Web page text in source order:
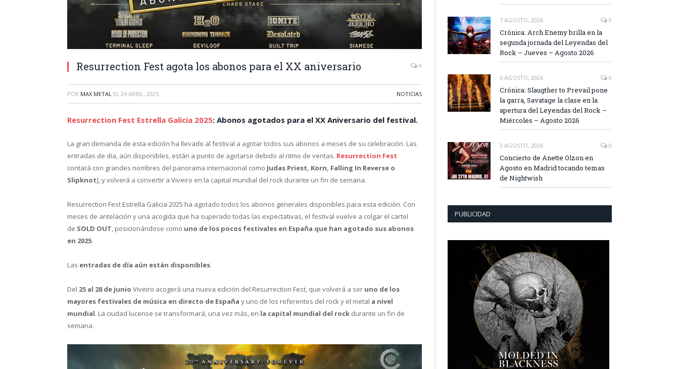
Resurrection Fest agota los abonos para el XX aniversario 0
POR MAX METAL EL 24 ABRIL, 2025 NOTICIAS
Resurrection Fest Estrella Galicia 2025: Abonos agotados para el XX Aniversario del festival.
La gran demanda de esta edición ha llevado al festival a agotar todos sus abonos a meses de su celebración. Las
entradas de día, aún disponibles, están a punto de agotarse debido al ritmo de ventas. Resurrection Fest
contará con grandes nombres del panorama internacional como Judas Priest, Korn, Falling In Reverse o
Slipknot], y volverá a convertir a Viveiro en la capital mundial del rock durante un fin de semana.
Resurrection Fest Estrella Galicia 2025 ha agotado todos los abonos generales disponibles para esta edición. Con
meses de antelación y una acogida que ha superado todas las expectativas, el festival vuelve a colgar el cartel
de SOLD OUT, posicionándose como uno de los pocos festivales en España que han agotado sus abonos
en 2025.
Las entradas de día aún están disponibles.
Del 25 al 28 de junio Viveiro acogerá una nueva edición del Resurrection Fest, que volverá a ser uno de los
mayores festivales de música en directo de España y uno de los referentes del rock y el metal a nivel
mundial. La ciudad lucense se transformará, una vez más, en la capital mundial del rock durante un fin de
semana.
7 AGOSTO, 2026 0
Crónica: Arch Enemy brilla en la
segunda jornada del Leyendas del
Rock – Jueves – Agosto 2026
6 AGOSTO, 2026 0
Crónica: Slaugther to Prevail pone
la garra, Savatage la clase en la
apertura del Leyendas del Rock –
Miércoles – Agosto 2026
3 AGOSTO, 2026 0
Concierto de Anette Olzon en
Agosto en Madrid tocando temas
de Nightwish
PUBLICIDAD